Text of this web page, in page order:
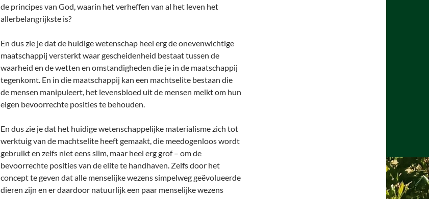
de principes van God, waarin het verheffen van al het leven het
allerbelangrijkste is?
En dus zie je dat de huidige wetenschap heel erg de onevenwichtige
maatschappij versterkt waar gescheidenheid bestaat tussen de
waarheid en de wetten en omstandigheden die je in de maatschappij
tegenkomt. En in die maatschappij kan een machtselite bestaan die
de mensen manipuleert, het levensbloed uit de mensen melkt om hun
eigen bevoorrechte posities te behouden.
En dus zie je dat het huidige wetenschappelijke materialisme zich tot
werktuig van de machtselite heeft gemaakt, die meedogenloos wordt
gebruikt en zelfs niet eens slim, maar heel erg grof – om de
bevoorrechte posities van de elite te handhaven. Zelfs door het
concept te geven dat alle menselijke wezens simpelweg geëvolueerde
dieren zijn en er daardoor natuurlijk een paar menselijke wezens